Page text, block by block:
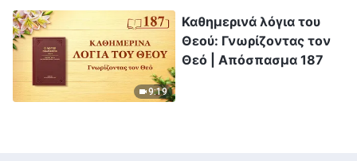
9:19
Καθημερινά λόγια του
Θεού: Γνωρίζοντας τον
Θεό | Απόσπασμα 187